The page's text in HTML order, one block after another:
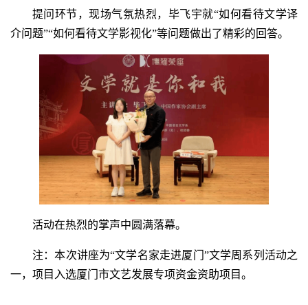
提问环节，现场气氛热烈，毕飞宇就“如何看待文学译
介问题”“如何看待文学影视化”等问题做出了精彩的回答。
活动在热烈的掌声中圆满落幕。
注：本次讲座为“文学名家走进厦门”文学周系列活动之
一，项目入选厦门市文艺发展专项资金资助项目。